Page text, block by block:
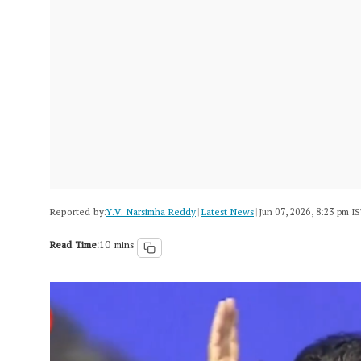
Reported by:Y.V. Narsimha Reddy|Latest News|Jun 07, 2026, 8:23 pm
Read Time:10 mins